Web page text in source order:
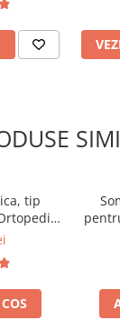
tip
iarna,
cu
6